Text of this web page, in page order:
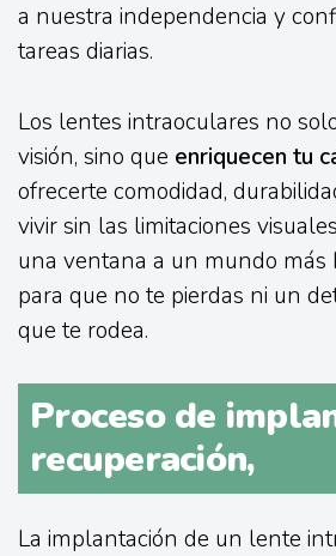
a nuestra independencia y
tareas diarias.
Los lentes intraoculares no
visión, sino que enriquecen tu
ofrecerte comodidad,
vivir sin las limitaciones
una ventana a un mundo más
para que no te pierdas ni un
que te rodea.
Proceso de
recuperación,
La implantación de un lente